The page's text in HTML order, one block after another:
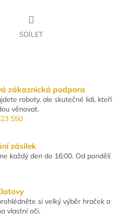
SDÍLET
zákaznická podpora
roboty, ale skutečné lidi, kteří
věnovat.
550
zásilek
každý den do 16:00. Od pondělí
si velký výběr hraček a
vlastní oči.